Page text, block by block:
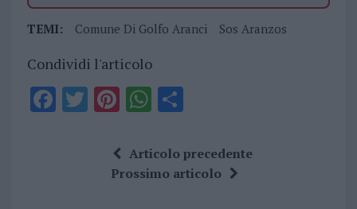
TEMI: Comune Di Golfo Aranci Sos Aranzos
Condividi l'articolo
F T Pi
te
re
W
at
s
S
a
re
Articolo precedente
Prossimo articolo